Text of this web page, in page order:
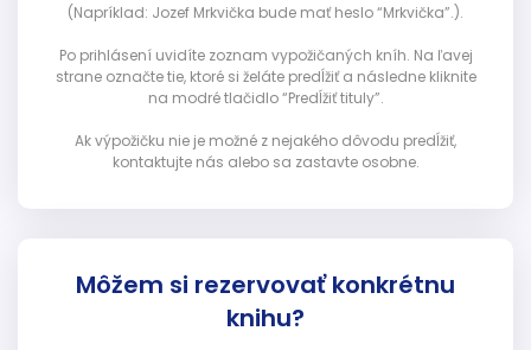
(Napríklad: Jozef Mrkvička bude mať heslo “Mrkvička”.).
Po prihlásení uvidíte zoznam vypožičaných kníh. Na ľavej
strane označte tie, ktoré si želáte predĺžiť a následne kliknite
na modré tlačidlo “Predĺžiť tituly”.
Ak výpožičku nie je možné z nejakého dôvodu predĺžiť,
kontaktujte nás alebo sa zastavte osobne.
Môžem si rezervovať konkrétnu
knihu?